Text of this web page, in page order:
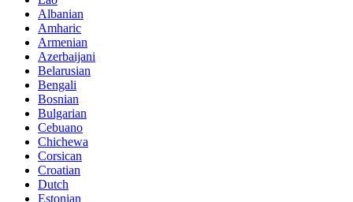
Albanian
Amharic
Armenian
Azerbaijani
Belarusian
Bengali
Bosnian
Bulgarian
Cebuano
Chichewa
Corsican
Croatian
Dutch
Estonian